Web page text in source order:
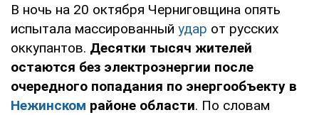
В ночь на 20 октября Черниговщина опять
испытала массированный удар от русских
оккупантов. Десятки тысяч жителей
остаются без электроэнергии после
очередного попадания по энергообъекту в
Нежинском районе области. По словам